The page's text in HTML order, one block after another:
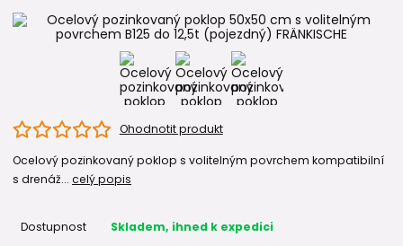
Ohodnotit produkt
Ocelový pozinkovaný poklop s volitelným povrchem kompatibilní
s drenáž... celý popis
Dostupnost Skladem, ihned k expedici